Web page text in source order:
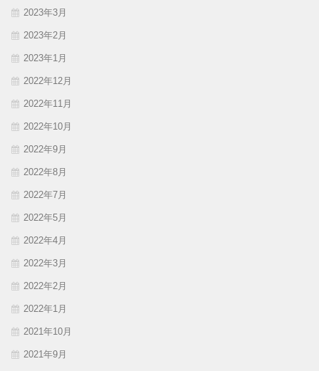
2023年3月
2023年2月
2023年1月
2022年12月
2022年11月
2022年10月
2022年9月
2022年8月
2022年7月
2022年5月
2022年4月
2022年3月
2022年2月
2022年1月
2021年10月
2021年9月